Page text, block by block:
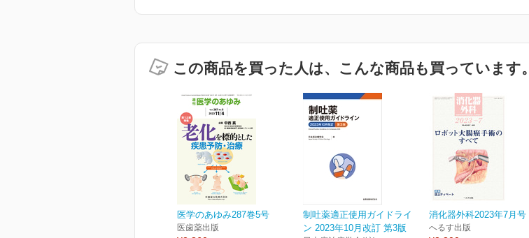
この商品を買った人は、こんな商品も買っています。
医学のあゆみ287巻5号
医歯薬出版
制吐薬適正使用ガイドライ
ン 2023年10月改訂 第3版
消化器外科2023年7月号
へるす出版